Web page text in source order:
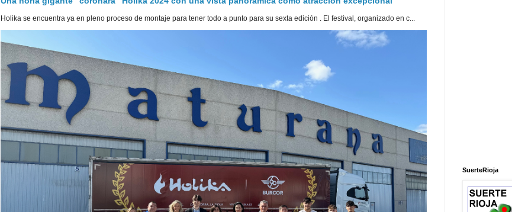
Holika se encuentra ya en pleno proceso de montaje para tener todo a punto para su sexta edición . El festival, organizado en c...
SuerteRioja